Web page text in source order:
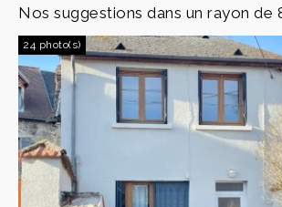
Nos suggestions dans un rayon de
24 photo(s)